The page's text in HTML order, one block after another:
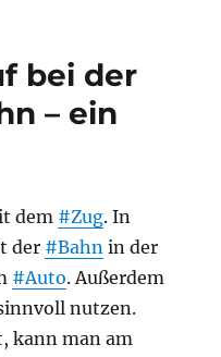
bei der
– ein
dem #Zug. In
der #Bahn in der
#Auto. Außerdem
nutzen.
kann man am